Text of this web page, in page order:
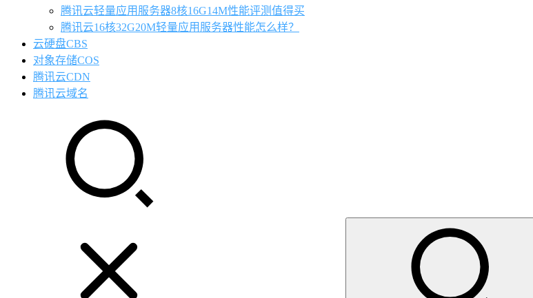
腾讯云轻量应用服务器8核16G14M性能评测值得买
腾讯云16核32G20M轻量应用服务器性能怎么样？
云硬盘CBS
对象存储COS
腾讯云CDN
腾讯云域名